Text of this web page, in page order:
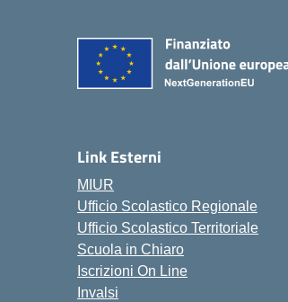
Link Esterni
MIUR
Ufficio Scolastico Regionale
Ufficio Scolastico Territoriale
Scuola in Chiaro
Iscrizioni On Line
Invalsi